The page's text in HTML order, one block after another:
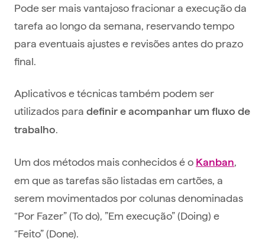
Pode ser mais vantajoso fracionar a execução da
tarefa ao longo da semana, reservando tempo
para eventuais ajustes e revisões antes do prazo
final.
Aplicativos e técnicas também podem ser
utilizados para definir e acompanhar um fluxo de
trabalho.
Um dos métodos mais conhecidos é o Kanban,
em que as tarefas são listadas em cartões, a
serem movimentados por colunas denominadas
“Por Fazer” (To do), ”Em execução” (Doing) e
“Feito” (Done).